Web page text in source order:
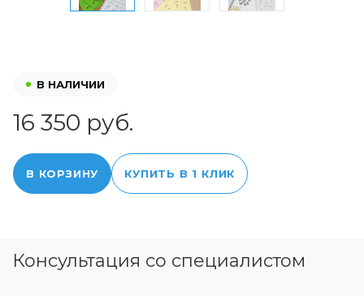
В НАЛИЧИИ
16 350 руб.
В КОРЗИНУ КУПИТЬ В 1 КЛИК
Консультация со специалистом